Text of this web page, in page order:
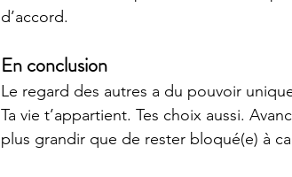
d’accord.
En conclusion
Le regard des autres a du pouvoir
Ta vie t’appartient. Tes choix aussi.
plus grandir que de rester bloqué(e) à